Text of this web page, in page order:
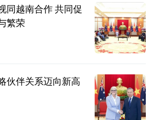
同越南合作 共同促
繁荣
伙伴关系迈向新高